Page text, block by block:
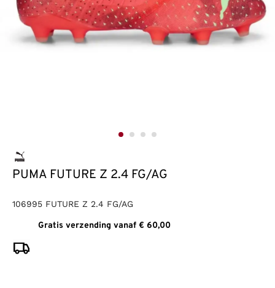
PUMA FUTURE Z 2.4 FG/AG
106995 FUTURE Z 2.4 FG/AG
Gratis verzending vanaf € 60,00